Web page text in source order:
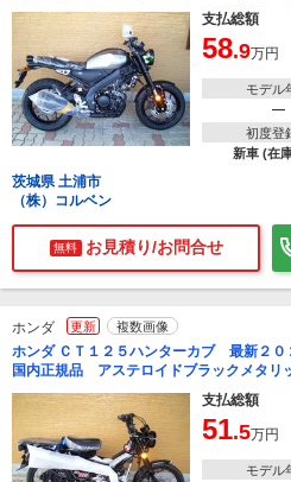
支払総額
58.9万円
モデル
―
初度登
新車 (在
茨城県 土浦市
（株）コルベン
無料 お見積り/お問合せ
ホンダ 更新 複数画像
ホンダ ＣＴ１２５ハンターカブ 最新２
国内正規品 アステロイドブラックメタリ
支払総額
51.5万円
モデル